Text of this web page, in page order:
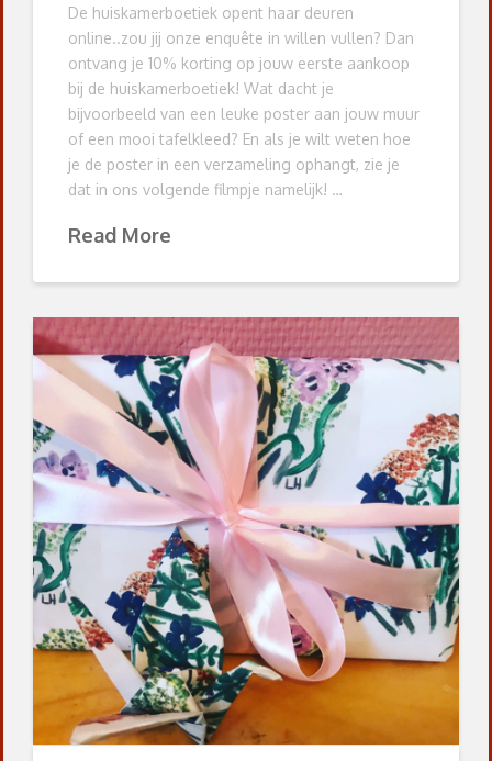
De huiskamerboetiek opent haar deuren
online..zou jij onze enquête in willen vullen? Dan
ontvang je 10% korting op jouw eerste aankoop
bij de huiskamerboetiek! Wat dacht je
bijvoorbeeld van een leuke poster aan jouw muur
of een mooi tafelkleed? En als je wilt weten hoe
je de poster in een verzameling ophangt, zie je
dat in ons volgende filmpje namelijk! …
Read More